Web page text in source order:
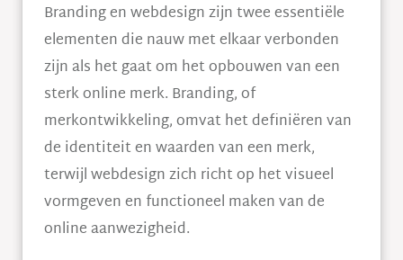
Branding en webdesign zijn twee essentiële
elementen die nauw met elkaar verbonden
zijn als het gaat om het opbouwen van een
sterk online merk. Branding, of
merkontwikkeling, omvat het definiëren van
de identiteit en waarden van een merk,
terwijl webdesign zich richt op het visueel
vormgeven en functioneel maken van de
online aanwezigheid.